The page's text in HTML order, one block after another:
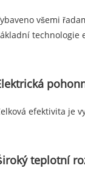
všemi
technologie
efektivita je
teplotní